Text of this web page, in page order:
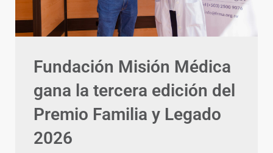
Fundación Misión Médica
gana la tercera edición del
Premio Familia y Legado
2026